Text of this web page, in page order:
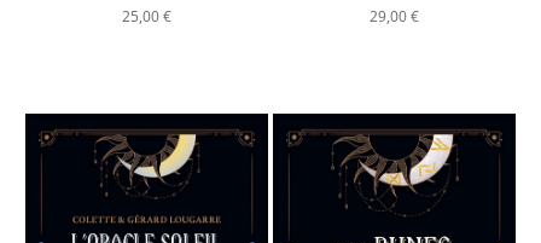
25,00 €
29,00 €